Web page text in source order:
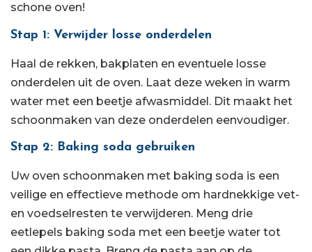
schone oven!
Stap 1: Verwijder losse onderdelen
Haal de rekken, bakplaten en eventuele losse
onderdelen uit de oven. Laat deze weken in warm
water met een beetje afwasmiddel. Dit maakt het
schoonmaken van deze onderdelen eenvoudiger.
Stap 2: Baking soda gebruiken
Uw oven schoonmaken met baking soda is een
veilige en effectieve methode om hardnekkige vet-
en voedselresten te verwijderen. Meng drie
eetlepels baking soda met een beetje water tot